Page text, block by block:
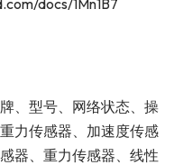
docs/1Mn1B7
、型号、网络状态、操
力传感器、加速度传感
器、重力传感器、线性